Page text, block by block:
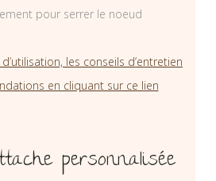
pour serrer le noeud
les conseils d’entretien
en cliquant sur ce lien
personnalisée